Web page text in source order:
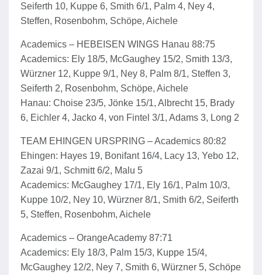
Seiferth 10, Kuppe 6, Smith 6/1, Palm 4, Ney 4,
Steffen, Rosenbohm, Schöpe, Aichele
Academics – HEBEISEN WINGS Hanau 88:75
Academics: Ely 18/5, McGaughey 15/2, Smith 13/3,
Würzner 12, Kuppe 9/1, Ney 8, Palm 8/1, Steffen 3,
Seiferth 2, Rosenbohm, Schöpe, Aichele
Hanau: Choise 23/5, Jönke 15/1, Albrecht 15, Brady
6, Eichler 4, Jacko 4, von Fintel 3/1, Adams 3, Long 2
TEAM EHINGEN URSPRING – Academics 80:82
Ehingen: Hayes 19, Bonifant 16/4, Lacy 13, Yebo 12,
Zazai 9/1, Schmitt 6/2, Malu 5
Academics: McGaughey 17/1, Ely 16/1, Palm 10/3,
Kuppe 10/2, Ney 10, Würzner 8/1, Smith 6/2, Seiferth
5, Steffen, Rosenbohm, Aichele
Academics – OrangeAcademy 87:71
Academics: Ely 18/3, Palm 15/3, Kuppe 15/4,
McGaughey 12/2, Ney 7, Smith 6, Würzner 5, Schöpe